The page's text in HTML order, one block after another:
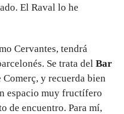
El Raval lo he
Cervantes, tendrá
Se trata del Bar
Comerç, y recuerda bien
espacio muy fructífero
de encuentro. Para mí,